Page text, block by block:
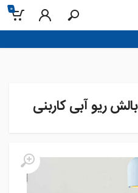
0
ریو آبی کاربنی